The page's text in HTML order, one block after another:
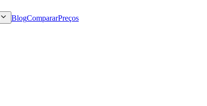
BlogCompararPreços